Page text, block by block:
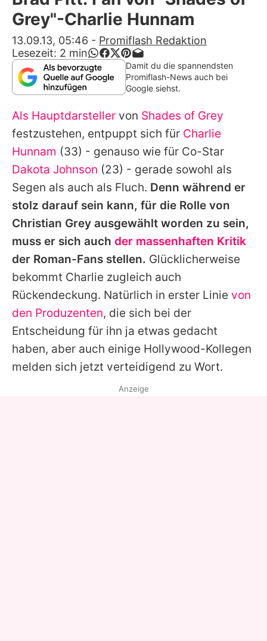
Alle Themen auf Promiflash
App runterladen
Team
Redaktionelle Richtlinien
Impressum
Datenschutzerklärung
Nutzungsbedingungen
Utiq verwalten
Grey"-Charlie Hunnam
13.09.13, 05:46 - Promiflash Redaktion
Lesezeit: 2 min
Damit du die spannendsten
Promiflash-News auch bei
Google siehst.
Als Hauptdarsteller von Shades of Grey
festzustehen, entpuppt sich für Charlie
Hunnam (33) - genauso wie für Co-Star
Dakota Johnson (23) - gerade sowohl als
Segen als auch als Fluch. Denn während er
stolz darauf sein kann, für die Rolle von
Christian Grey ausgewählt worden zu sein,
muss er sich auch der massenhaften Kritik
der Roman-Fans stellen. Glücklicherweise
bekommt Charlie zugleich auch
Rückendeckung. Natürlich in erster Linie von
den Produzenten, die sich bei der
Entscheidung für ihn ja etwas gedacht
haben, aber auch einige Hollywood-Kollegen
melden sich jetzt verteidigend zu Wort.
Anzeige